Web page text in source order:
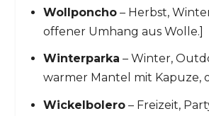
Wollponcho– Herbst,
offener Umhang aus Wolle.]
Winterparka – Winter,
warmer Mantel mit Kapuze,
Wickelbolero– Freizeit,